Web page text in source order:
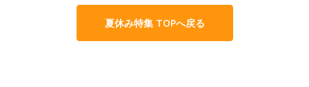
夏休み特集 TOPへ戻る